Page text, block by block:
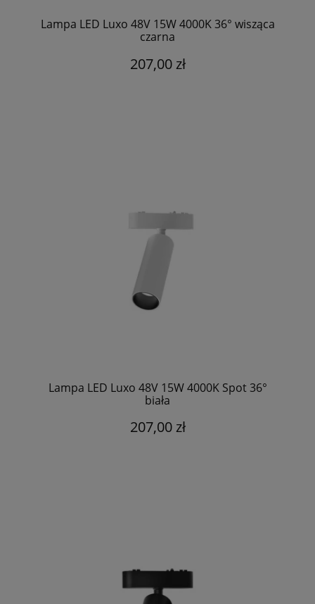
Lampa LED Luxo 48V 15W 4000K 36° wisząca
czarna
207,00 zł
Lampa LED Luxo 48V 15W 4000K Spot 36°
biała
207,00 zł